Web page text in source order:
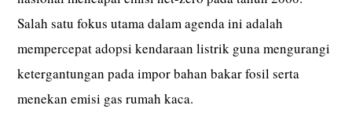
Salah satu fokus utama dalam agenda ini adalah
mempercepat adopsi kendaraan listrik guna mengurangi
ketergantungan pada impor bahan bakar fosil serta
menekan emisi gas rumah kaca.